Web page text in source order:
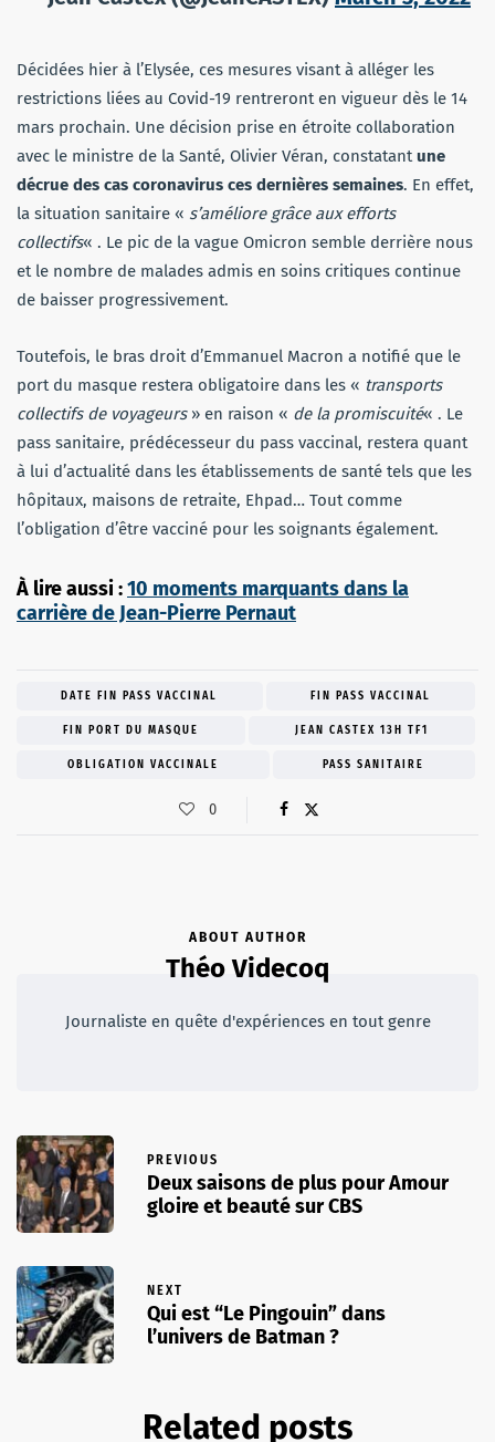
Décidées hier à l’Elysée, ces mesures visant à alléger les
restrictions liées au Covid-19 rentreront en vigueur dès le 14
mars prochain. Une décision prise en étroite collaboration
avec le ministre de la Santé, Olivier Véran, constatantune
décrue des cas coronavirus ces dernières semaines. En effet,
la situation sanitaire « s’améliore grâce aux efforts
collectifs« . Le pic de la vague Omicron semble derrière nous
et le nombre de malades admis en soins critiques continue
de baisser progressivement.
Toutefois, le bras droit d’Emmanuel Macron a notifié que le
port du masque restera obligatoire dans les « transports
collectifs de voyageurs» en raison « de la promiscuité« . Le
pass sanitaire, prédécesseur du pass vaccinal, restera quant
à lui d’actualité dans les établissements de santé tels que les
hôpitaux, maisons de retraite, Ehpad… Tout comme
l’obligation d’être vacciné pour les soignants également.
À lire aussi :10 moments marquants dans la
carrière de Jean-Pierre Pernaut
DATE FIN PASS VACCINAL FIN PASS VACCINAL
FIN PORT DU MASQUE JEAN CASTEX 13H TF1
OBLIGATION VACCINALE PASS SANITAIRE
0
ABOUT AUTHOR
Théo Videcoq
Journaliste en quête d'expériences en tout genre
PREVIOUS
Deux saisons de plus pour Amour
gloire et beauté sur CBS
NEXT
Qui est “Le Pingouin” dans
l’univers de Batman ?
Related posts